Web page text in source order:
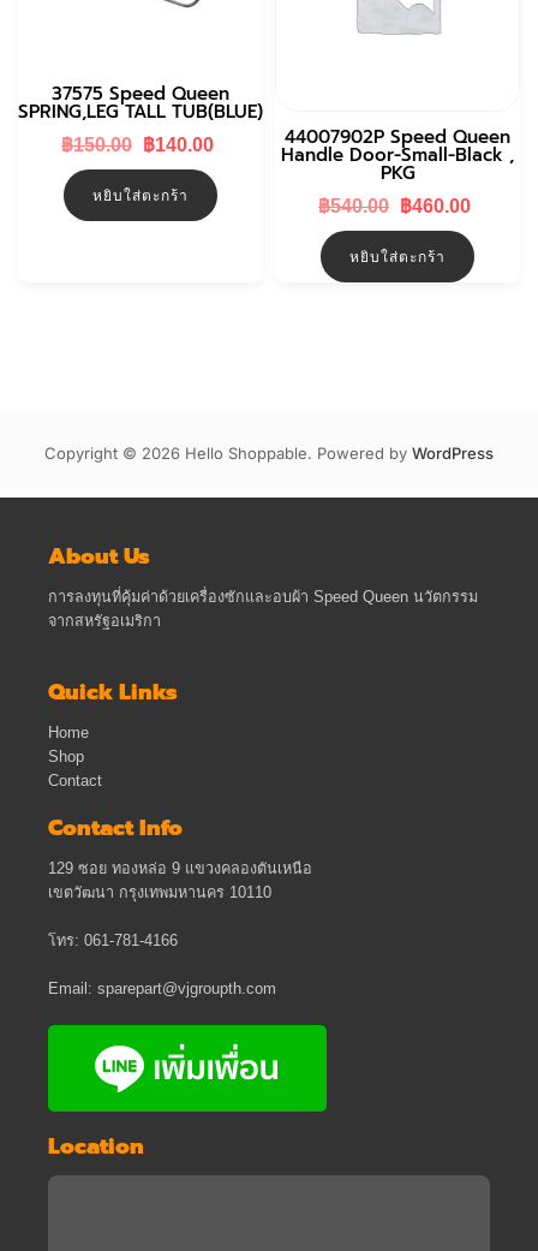
37575 Speed Queen
SPRING,LEG TALL TUB(BLUE)
฿150.00 Original
฿150.00.
฿140.00
Current
หยิบใส่ตะกร้า
44007902P Speed Queen
Handle Door-Small-Black ,
PKG
฿540.00 Original
฿540.00.
฿460.00
หยิบใส่ตะกร้า
Copyright © 2026 Hello Shoppable. Powered by WordPress
About Us
การลงทุนที่คุ้มค่าด้วยเครื่องซักและอบผ้า Speed Queen นวัตกรรม
จากสหรัฐอเมริกา
Quick Links
Home
Shop
Contact
Contact Info
129 ซอย ทองหล่อ 9 แขวงคลองตันเหนือ
เขตวัฒนา กรุงเทพมหานคร 10110
โทร: 061-781-4166
Email: sparepart@vjgroupth.com
Location